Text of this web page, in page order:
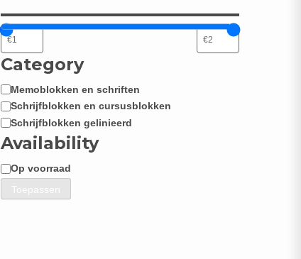
Category
Categorie
Memoblokken en schriften
Schrijfblokken en cursusblokken
Schrijfblokken gelinieerd
Availability
Beschikbaarheid
Op voorraad
Toepassen